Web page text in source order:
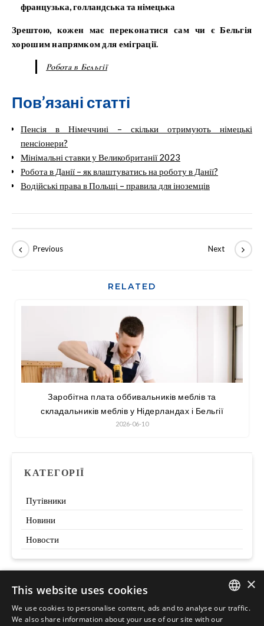
французька, голландська та німецька
Зрештою, кожен має переконатися сам чи є Бельгія
хорошим напрямком для еміграції.
Робота в Бельгії
Пов’язані статті
Пенсія в Німеччині – скільки отримують німецькі
пенсіонери?
Мінімальні ставки у Великобританії 2023
Робота в Данії – як влаштуватись на роботу в Данії?
Водійські права в Польщі – правила для іноземців
RELATED
Заробітна плата оббивальників меблів та
складальників меблів у Нідерландах і Бельгії
2026-06-10
КАТЕГОРІЇ
Путівники
Новини
Новости
ENGLISH
×
This website uses cookies
We use cookies to personalise content, ads and to analyse our traffic.
We also share information about your use of our site with our